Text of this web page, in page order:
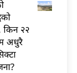
किन २२
अधुरै